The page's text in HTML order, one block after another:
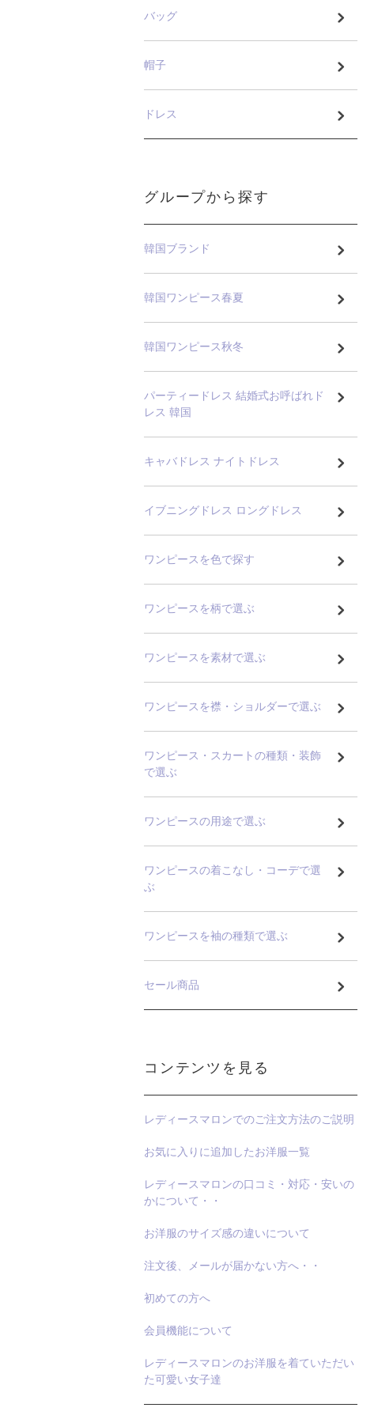
バッグ
帽子
ドレス
グループから探す
韓国ブランド
韓国ワンピース春夏
韓国ワンピース秋冬
パーティードレス 結婚式お呼ばれド
レス 韓国
キャバドレス ナイトドレス
イブニングドレス ロングドレス
ワンピースを色で探す
ワンピースを柄で選ぶ
ワンピースを素材で選ぶ
ワンピースを襟・ショルダーで選ぶ
ワンピース・スカートの種類・装飾
で選ぶ
ワンピースの用途で選ぶ
ワンピースの着こなし・コーデで選
ぶ
ワンピースを袖の種類で選ぶ
セール商品
コンテンツを見る
レディースマロンでのご注文方法のご説明
お気に入りに追加したお洋服一覧
レディースマロンの口コミ・対応・安いの
かについて・・
お洋服のサイズ感の違いについて
注文後、メールが届かない方へ・・
初めての方へ
会員機能について
レディースマロンのお洋服を着ていただい
た可愛い女子達